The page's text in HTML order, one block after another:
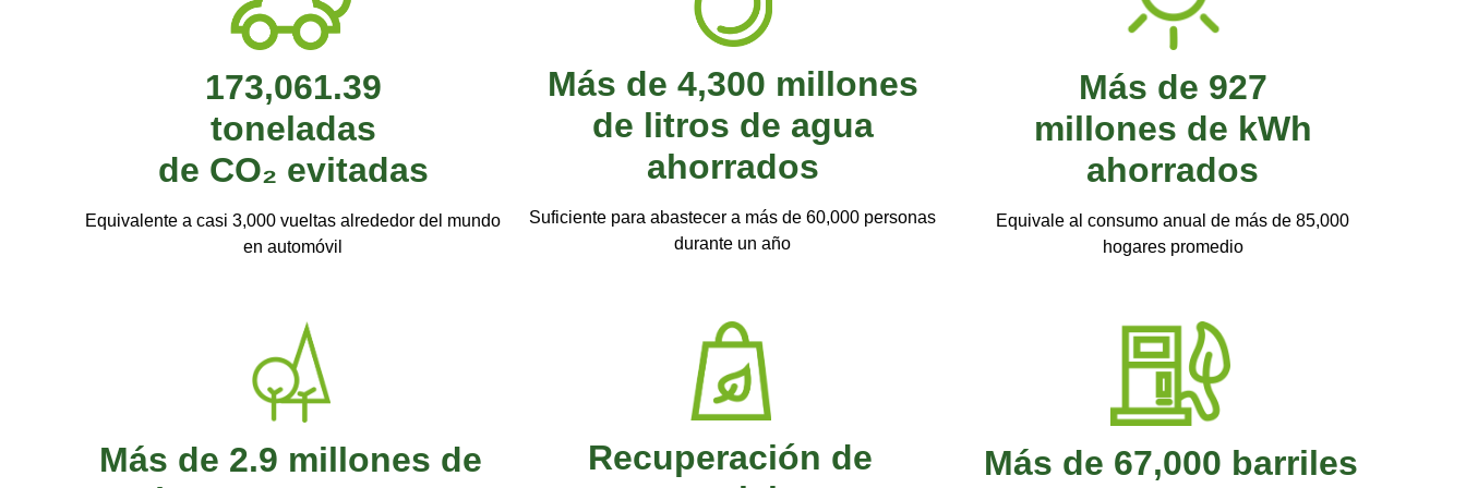
173,061.39
toneladas
de CO₂ evitadas
Equivalente a casi 3,000 vueltas alrededor del mundo
en automóvil
Más de 4,300 millones
de litros de agua
ahorrados
Suficiente para abastecer a más de 60,000 personas
durante un año
Más de 927
millones de kWh
ahorrados
Equivale al consumo anual de más de 85,000
hogares promedio
Más de 2.9 millones de
Recuperación de
Más de 67,000 barriles